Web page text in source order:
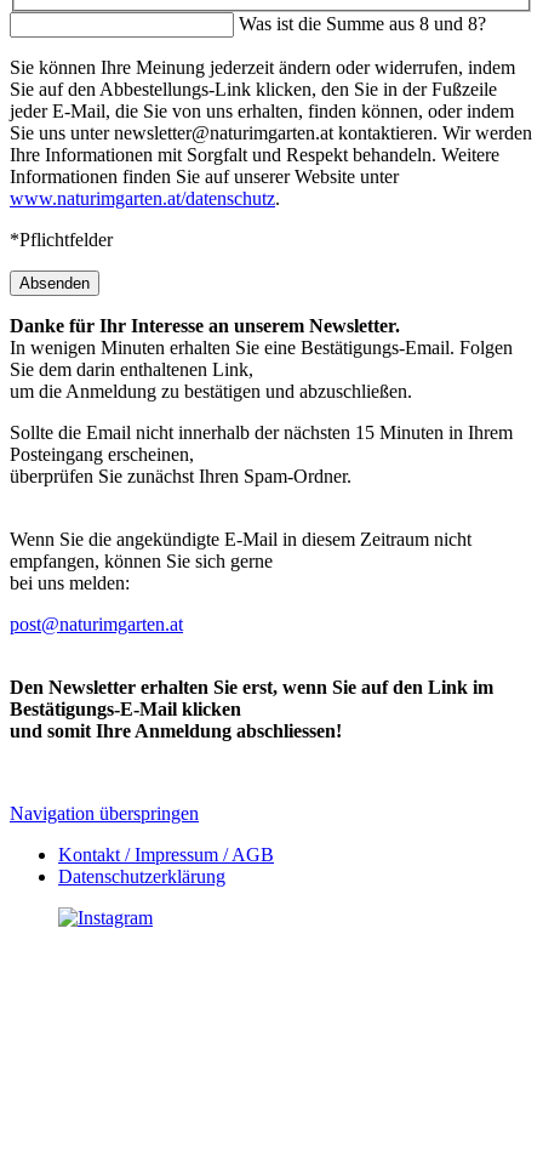
Was ist die Summe aus 8 und 8?
Sie können Ihre Meinung jederzeit ändern oder widerrufen, indem
Sie auf den Abbestellungs-Link klicken, den Sie in der Fußzeile
jeder E-Mail, die Sie von uns erhalten, finden können, oder indem
Sie uns unter newsletter@naturimgarten.at kontaktieren. Wir werden
Ihre Informationen mit Sorgfalt und Respekt behandeln. Weitere
Informationen finden Sie auf unserer Website unter
www.naturimgarten.at/datenschutz.
*Pflichtfelder
Absenden
Danke für Ihr Interesse an unserem Newsletter.
In wenigen Minuten erhalten Sie eine Bestätigungs-Email. Folgen
Sie dem darin enthaltenen Link,
um die Anmeldung zu bestätigen und abzuschließen.
Sollte die Email nicht innerhalb der nächsten 15 Minuten in Ihrem
Posteingang erscheinen,
überprüfen Sie zunächst Ihren Spam-Ordner.
Wenn Sie die angekündigte E-Mail in diesem Zeitraum nicht
empfangen, können Sie sich gerne
bei uns melden:
post@naturimgarten.at
Den Newsletter erhalten Sie erst, wenn Sie auf den Link im
Bestätigungs-E-Mail klicken
und somit Ihre Anmeldung abschliessen!
Navigation überspringen
Kontakt / Impressum / AGB
Datenschutzerklärung